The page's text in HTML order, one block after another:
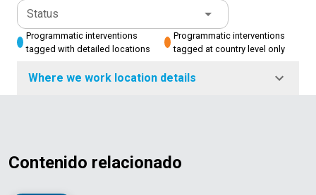
Status
Programmatic interventions
tagged with detailed locations
Programmatic interventions
tagged at country level only
Where we work location details
Contenido relacionado